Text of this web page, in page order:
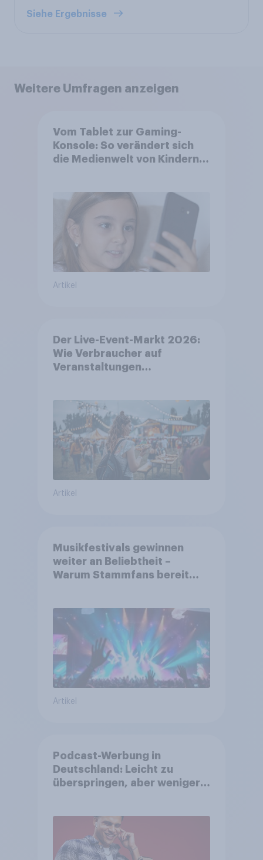
Siehe Ergebnisse
Weitere Umfragen anzeigen
Vom Tablet zur Gaming-
Konsole: So verändert sich
die Medienwelt von Kindern
Artikel
Der Live-Event-Markt 2026:
Wie Verbraucher auf
Veranstaltungen
Artikel
Musikfestivals gewinnen
weiter an Beliebtheit –
Warum Stammfans bereit
Artikel
Podcast-Werbung in
Deutschland: Leicht zu
überspringen, aber weniger